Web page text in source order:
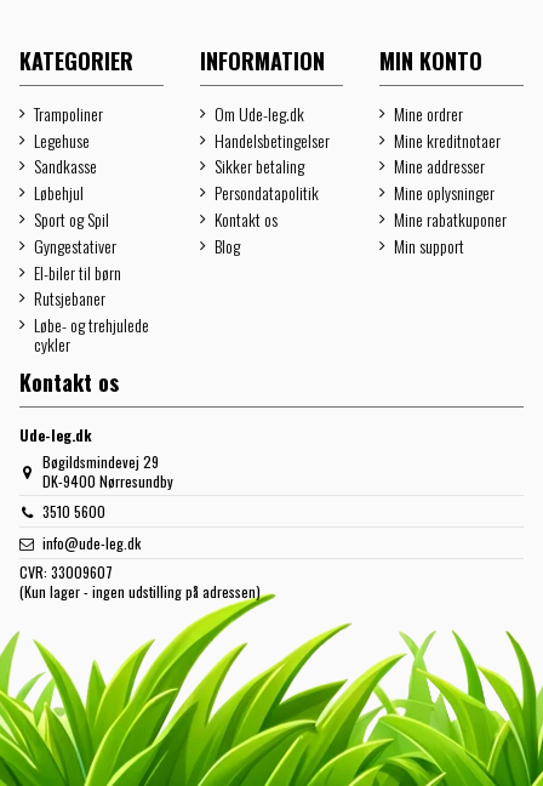
KATEGORIER
Trampoliner
Legehuse
Sandkasse
Løbehjul
Sport og Spil
Gyngestativer
El-biler til børn
Rutsjebaner
Løbe- og trehjulede
cykler
INFORMATION
Om Ude-leg.dk
Handelsbetingelser
Sikker betaling
Persondatapolitik
Kontakt os
Blog
MIN KONTO
Mine ordrer
Mine kreditnotaer
Mine addresser
Mine oplysninger
Mine rabatkuponer
Min support
Kontakt os
Ude-leg.dk
Bøgildsmindevej 29
DK-9400 Nørresundby
3510 5600
info@ude-leg.dk
CVR: 33009607
(Kun lager - ingen udstilling på adressen)